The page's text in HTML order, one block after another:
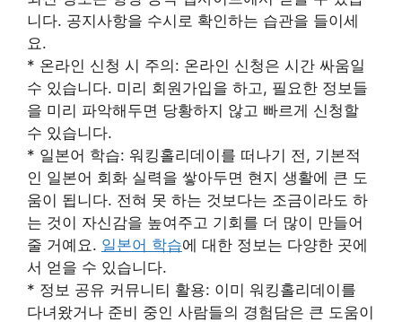
니다. 공지사항을 수시로 확인하는 습관을 들이세
요.
* 온라인 신청 시 주의: 온라인 신청은 시간 싸움일
수 있습니다. 미리 회원가입을 하고, 필요한 정보들
을 미리 파악해두면 당황하지 않고 빠르게 신청할
수 있습니다.
* 일본어 학습: 워킹홀리데이를 떠나기 전, 기본적
인 일본어 회화 실력을 쌓아두면 현지 생활에 큰 도
움이 됩니다. 전혀 못 하는 것보다는 조금이라도 하
는 것이 자신감을 높여주고 기회를 더 많이 만들어
줄 거예요. 일본어 학습에 대한 정보는 다양한 곳에
서 얻을 수 있습니다.
* 정보 공유 커뮤니티 활용: 이미 워킹홀리데이를
다녀왔거나 준비 중인 사람들의 경험담은 큰 도움이